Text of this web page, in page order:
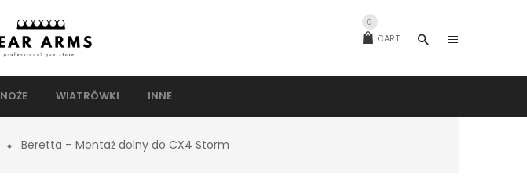
CART
0
NOŻE WIATRÓWKI INNE
Beretta – Montaż dolny do CX4 Storm